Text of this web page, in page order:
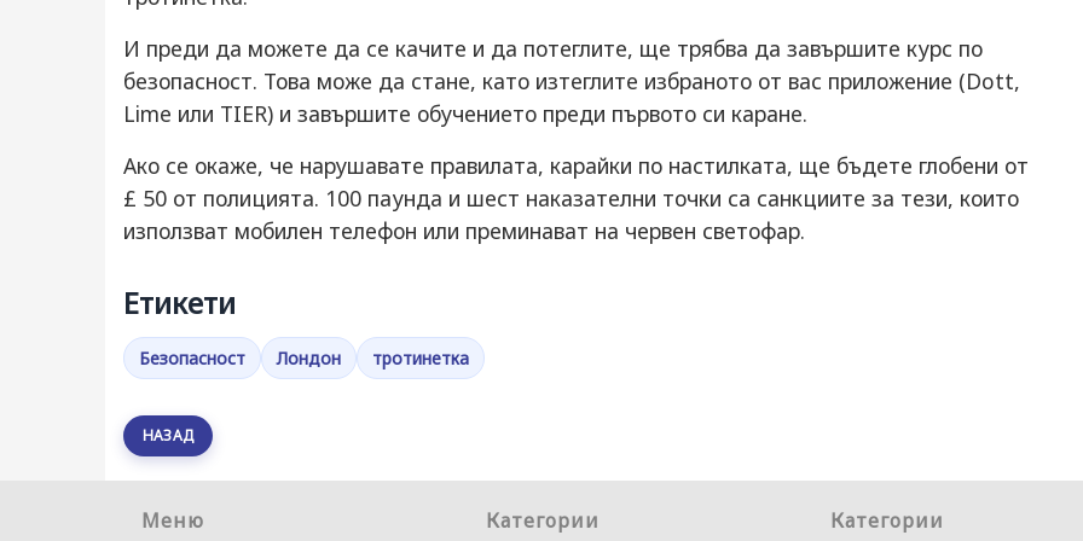
И преди да можете да се качите и да потеглите, ще трябва да завършите курс по
безопасност. Това може да стане, като изтеглите избраното от вас приложение (Dott,
Lime или TIER) и завършите обучението преди първото си каране.
Ако се окаже, че нарушавате правилата, карайки по настилката, ще бъдете глобени от
£ 50 от полицията. 100 паунда и шест наказателни точки са санкциите за тези, които
използват мобилен телефон или преминават на червен светофар.
Етикети
Безопасност Лондон тротинетка
НАЗАД
Меню Категории Категории